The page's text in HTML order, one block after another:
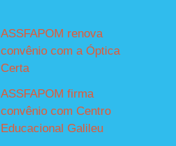
ASSFAPOM renova
convênio com a Óptica
Certa
ASSFAPOM firma
convênio com Centro
Educacional Galileu